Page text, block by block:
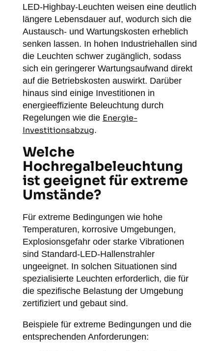
LED-Highbay-Leuchten weisen eine deutlich
längere Lebensdauer auf, wodurch sich die
Austausch- und Wartungskosten erheblich
senken lassen. In hohen Industriehallen sind
die Leuchten schwer zugänglich, sodass
sich ein geringerer Wartungsaufwand direkt
auf die Betriebskosten auswirkt. Darüber
hinaus sind einige Investitionen in
energieeffiziente Beleuchtung durch
Regelungen wie die Energie-
Investitionsabzug.
Welche
Hochregalbeleuchtung
ist geeignet für extreme
Umstände?
Für extreme Bedingungen wie hohe
Temperaturen, korrosive Umgebungen,
Explosionsgefahr oder starke Vibrationen
sind Standard-LED-Hallenstrahler
ungeeignet. In solchen Situationen sind
spezialisierte Leuchten erforderlich, die für
die spezifische Belastung der Umgebung
zertifiziert und gebaut sind.
Beispiele für extreme Bedingungen und die
entsprechenden Anforderungen: